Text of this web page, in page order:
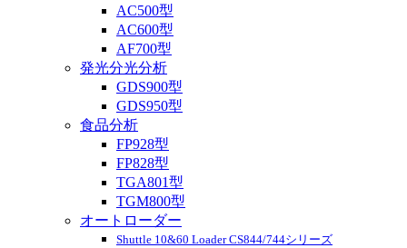
AC500型
AC600型
AF700型
発光分光分析
GDS900型
GDS950型
食品分析
FP928型
FP828型
TGA801型
TGM800型
オートローダー
Shuttle 10&60 Loader CS844/744シリーズ